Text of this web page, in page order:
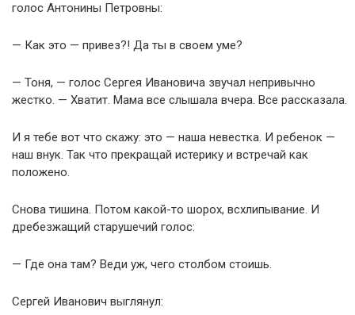
голос Антонины Петровны:
— Как это — привез?! Да ты в своем уме?
— Тоня, — голос Сергея Ивановича звучал непривычно
жестко. — Хватит. Мама все слышала вчера. Все рассказала.
И я тебе вот что скажу: это — наша невестка. И ребенок —
наш внук. Так что прекращай истерику и встречай как
положено.
Снова тишина. Потом какой-то шорох, всхлипывание. И
дребезжащий старушечий голос:
— Где она там? Веди уж, чего столбом стоишь.
Сергей Иванович выглянул: